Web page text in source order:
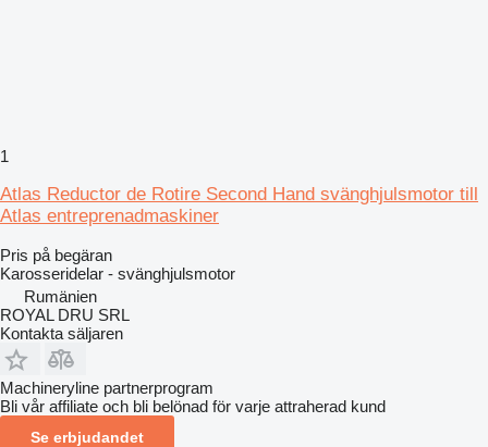
1
Atlas Reductor de Rotire Second Hand svänghjulsmotor till
Atlas entreprenadmaskiner
Pris på begäran
Karosseridelar - svänghjulsmotor
Rumänien
ROYAL DRU SRL
Kontakta säljaren
Machineryline partnerprogram
Bli vår affiliate och bli belönad för varje attraherad kund
Se erbjudandet